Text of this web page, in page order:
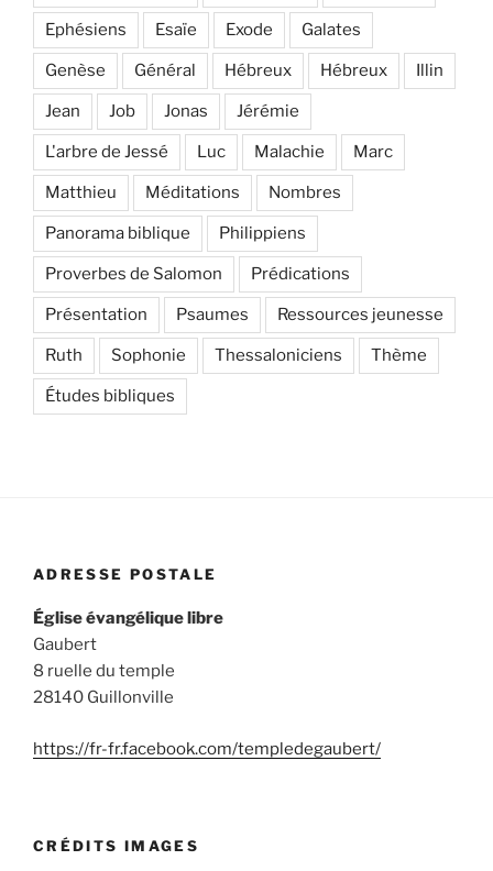
Ephésiens Esaïe Exode Galates
Genèse Général Hébreux Hébreux Illin
Jean Job Jonas Jérémie
L'arbre de Jessé Luc Malachie Marc
Matthieu Méditations Nombres
Panorama biblique Philippiens
Proverbes de Salomon Prédications
Présentation Psaumes Ressources jeunesse
Ruth Sophonie Thessaloniciens Thème
Études bibliques
ADRESSE POSTALE
Église évangélique libre
Gaubert
8 ruelle du temple
28140 Guillonville
https://fr-fr.facebook.com/templedegaubert/
CRÉDITS IMAGES